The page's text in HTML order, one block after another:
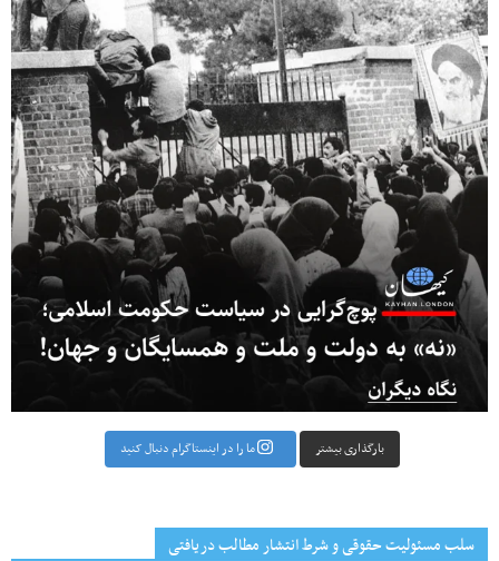
بارگذاری بیشتر ما را در اینستاگرام دنبال کنید
سلب مسئولیت حقوقی و شرط انتشار مطالب دریافتی